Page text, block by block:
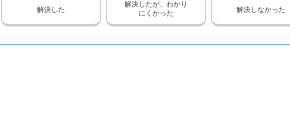
解決した
解決したが、わかり
にくかった
解決しなかった